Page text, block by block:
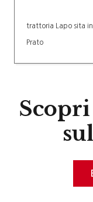
trattoria Lapo sita in
Prato